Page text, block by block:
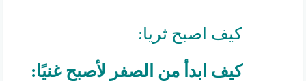
كيف اصبح ثريا:
كيف ابدأ من الصفر لأصبح غنيًا: